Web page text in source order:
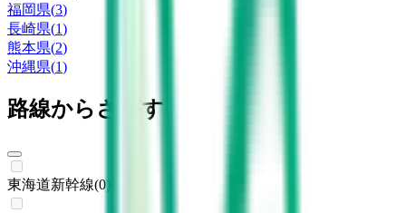
福岡県(3)
長崎県(1)
熊本県(2)
沖縄県(1)
路線からさがす
東海道新幹線(0)